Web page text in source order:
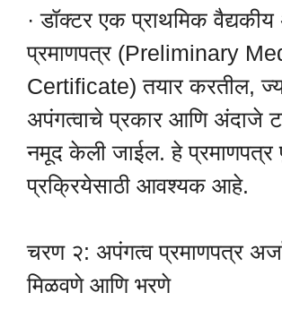
· डॉक्टर एक प्राथमिक
प्रमाणपत्र (Preliminary
Certificate) तयार करतील,
अपंगत्वाचे प्रकार आणि अंदाजे
नमूद केली जाईल. हे प्रमाणपत्र
प्रक्रियेसाठी आवश्यक आहे.
चरण २: अपंगत्व प्रमाणपत्र
मिळवणे आणि भरणे